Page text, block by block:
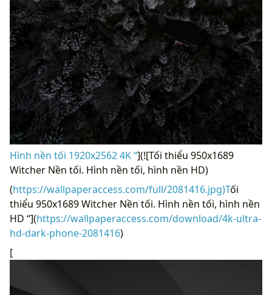
Hình nền tối 1920x2562 4K “](![Tối thiểu 950x1689
Witcher Nền tối. Hình nền tối, hình nền HD)
(https://wallpaperaccess.com/full/2081416.jpg)Tối
thiểu 950x1689 Witcher Nền tối. Hình nền tối, hình nền
HD “](https://wallpaperaccess.com/download/4k-ultra-
hd-dark-phone-2081416)
[